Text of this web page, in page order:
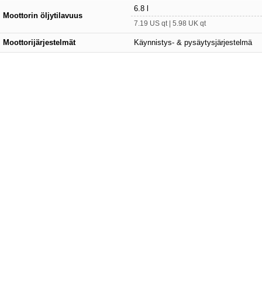
Moottorin öljytilavuus
6.8 l
7.19 US qt | 5.98 UK qt
Moottorijärjestelmät Käynnistys- & pysäytysjärjestelmä